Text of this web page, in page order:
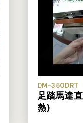
DM-350DRT
足踏馬達
熱)